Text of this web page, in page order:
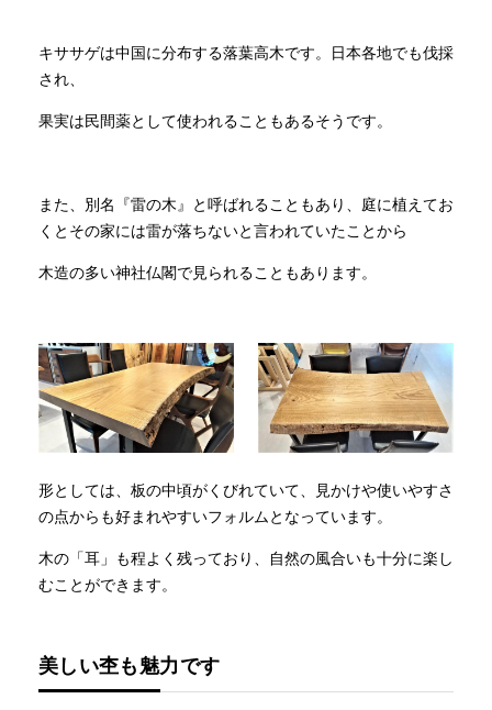
キササゲは中国に分布する落葉高木です。日本各地でも伐採
され、
果実は民間薬として使われることもあるそうです。
また、別名『雷の木』と呼ばれることもあり、庭に植えてお
くとその家には雷が落ちないと言われていたことから
木造の多い神社仏閣で見られることもあります。
形としては、板の中頃がくびれていて、見かけや使いやすさ
の点からも好まれやすいフォルムとなっています。
木の「耳」も程よく残っており、自然の風合いも十分に楽し
むことができます。
美しい杢も魅力です